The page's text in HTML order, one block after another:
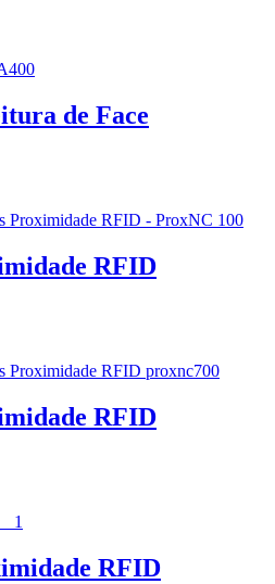
de Face
RFID
RFID
RFID